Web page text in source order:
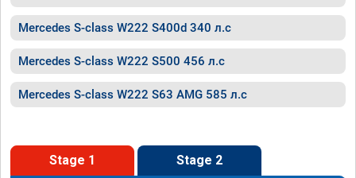
Mercedes S-class W222 S400d 340 л.с
Mercedes S-class W222 S500 456 л.с
Mercedes S-class W222 S63 AMG 585 л.с
Stage 1 Stage 2